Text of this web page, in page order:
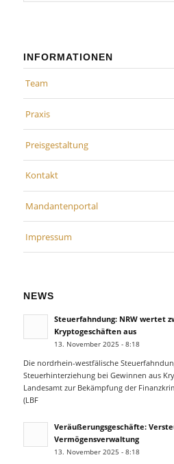
INFORMATIONEN
Team
Praxis
Preisgestaltung
Kontakt
Mandantenportal
Impressum
NEWS
Steuerfahndung: NRW wertet
Kryptogeschäften aus
13. November 2025 - 8:18
Die nordrhein-westfälische
Steuerhinterziehung bei Gewinnen aus
Landesamt zur Bekämpfung der
(LBF
Veräußerungsgeschäfte:
Vermögensverwaltung
13. November 2025 - 8:18